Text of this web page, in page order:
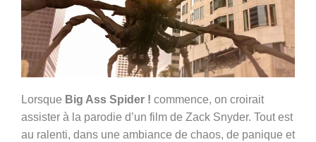
Lorsque Big Ass Spider ! commence, on croirait
assister à la parodie d’un film de Zack Snyder. Tout est
au ralenti, dans une ambiance de chaos, de panique et